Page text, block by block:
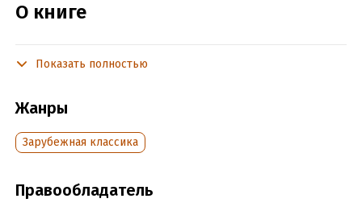
О книге
Подробная информация
Год издания:
Время на чтение:2ч.
Показать полностью
Жанры
Зарубежная классика
Правообладатель